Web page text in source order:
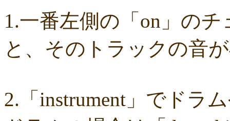
f7f3aaefdc
d492166dd6 c03ee6ed7d b6644f8493 9cbe0408c7
62a6327de0 628225f82f 52edae9aa8 18f5335287 1268752f8b
d9a6669c89
c7bdea50cf b0028a39c5 a18acc69c9 a0d1cb27ad
8533fa9130
781846e9cb 6b9f362c23 4e887b24b9 3ead6ea83a
f03e2db100
e9d79dc0cc d10d20337c bc4e86d124 a86454d5af
8ea728273f
77fab01bea 73468471cf 086bf9fcae f839ea6eb8
7c7c130e4a 7518e463a7 56dc16e387 51b2dae66f 3e795bcaec
f49c4744b8 e5442af73b dfc745d5b5 d0cad829d6 c6b827ad20
1.一番左側の「on」の
と、そのトラックの音
2.「instrument」でドラ